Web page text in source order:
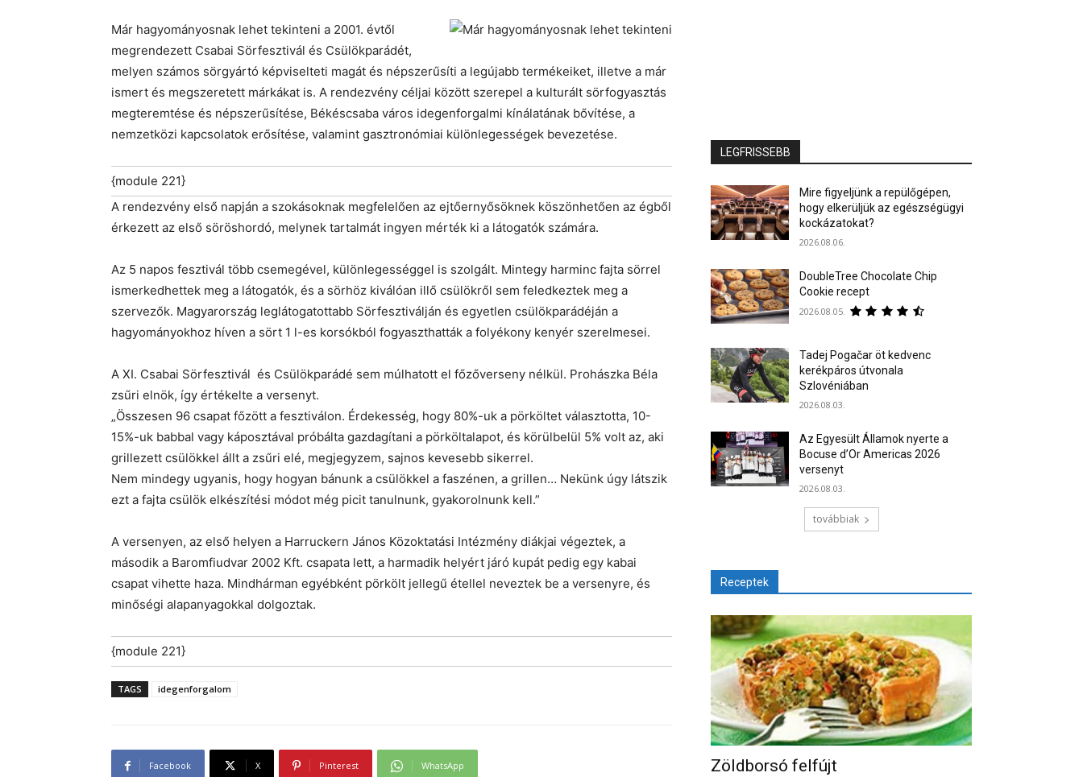
Már hagyományosnak lehet tekinteni a 2001. évtől
megrendezett Csabai Sörfesztivál és Csülökparádét,
melyen számos sörgyártó képviselteti magát és népszerűsíti a legújabb termékeiket, illetve a már
ismert és megszeretett márkákat is. A rendezvény céljai között szerepel a kulturált sörfogyasztás
megteremtése és népszerűsítése, Békéscsaba város idegenforgalmi kínálatának bővítése, a
nemzetközi kapcsolatok erősítése, valamint gasztronómiai különlegességek bevezetése.
{module 221}
A rendezvény első napján a szokásoknak megfelelően az ejtőernyősöknek köszönhetően az égből
érkezett az első söröshordó, melynek tartalmát ingyen mérték ki a látogatók számára.
Az 5 napos fesztivál több csemegével, különlegességgel is szolgált. Mintegy harminc fajta sörrel
ismerkedhettek meg a látogatók, és a sörhöz kiválóan illő csülökről sem feledkeztek meg a
szervezők. Magyarország leglátogatottabb Sörfesztiválján és egyetlen csülökparádéján a
hagyományokhoz híven a sört 1 l-es korsókból fogyaszthatták a folyékony kenyér szerelmesei.
A XI. Csabai Sörfesztivál és Csülökparádé sem múlhatott el főzőverseny nélkül. Prohászka Béla
zsűri elnök, így értékelte a versenyt.
„Összesen 96 csapat főzött a fesztiválon. Érdekesség, hogy 80%-uk a pörköltet választotta, 10-
15%-uk babbal vagy káposztával próbálta gazdagítani a pörköltalapot, és körülbelül 5% volt az, aki
grillezett csülökkel állt a zsűri elé, megjegyzem, sajnos kevesebb sikerrel.
Nem mindegy ugyanis, hogy hogyan bánunk a csülökkel a faszénen, a grillen… Nekünk úgy látszik
ezt a fajta csülök elkészítési módot még picit tanulnunk, gyakorolnunk kell.”
A versenyen, az első helyen a Harruckern János Közoktatási Intézmény diákjai végeztek, a
második a Baromfiudvar 2002 Kft. csapata lett, a harmadik helyért járó kupát pedig egy kabai
csapat vihette haza. Mindhárman egyébként pörkölt jellegű étellel neveztek be a versenyre, és
minőségi alapanyagokkal dolgoztak.
{module 221}
TAGS idegenforgalom
Facebook X Pinterest WhatsApp
LEGFRISSEBB
Mire figyeljünk a repülőgépen,
hogy elkerüljük az egészségügyi
kockázatokat?
2026.08.06.
DoubleTree Chocolate Chip
Cookie recept
2026.08.05.
Tadej Pogačar öt kedvenc
kerékpáros útvonala
Szlovéniában
2026.08.03.
Az Egyesült Államok nyerte a
Bocuse d’Or Americas 2026
versenyt
2026.08.03.
továbbiak
Receptek
Zöldborsó felfújt